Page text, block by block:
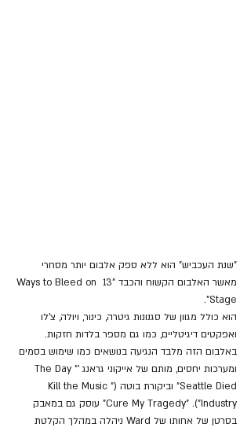
"שנת העכביש" הוא ללא ספק אלבום יותר מסחרי
מאשר האלבום הקשוח והכבד "13 Ways to Bleed on
Stage".
הוא כולל מגוון של סגנונות גיטרה, כינור, ויולה, צ'לו
ואפקטים דיגיטליים, כמו גם מספר בלדות חזקות.
באלבום הזה מלבד הנגיעה בנושאים כמו שימוש בסמים
ומערכות יחסים, מותם של אייקוני גראנג '"The Day
Seattle Died" וביקורת בוטה ("Kill the Music
Industry"). "Cure My Tragedy" עוסק גם במאבק
בסרטן של אחותו של Ward ניהלה במהלך הקלטת